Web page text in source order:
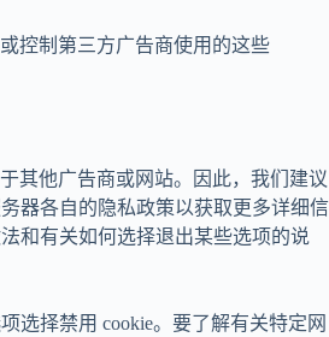
控制第三方广告商使用的这些
其他广告商或网站。因此，我们建议
器各自的隐私政策以获取更多详细信
和有关如何选择退出某些选项的说
选择禁用 cookie。要了解有关特定网